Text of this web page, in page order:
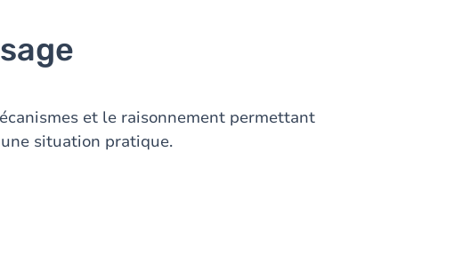
et le raisonnement permettant
situation pratique.